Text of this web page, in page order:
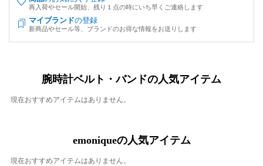
再入荷やセール開始、残り１点の時にいち早くご連絡します
マイブランドの登録
新商品やセール等、ブランドのお得な情報をお送りします
腕時計ベルト・バンドの人気アイテム
現在おすすめアイテムはありません。
emoniqueの人気アイテム
現在おすすめアイテムはありません。